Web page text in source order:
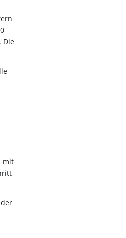
Die
mit